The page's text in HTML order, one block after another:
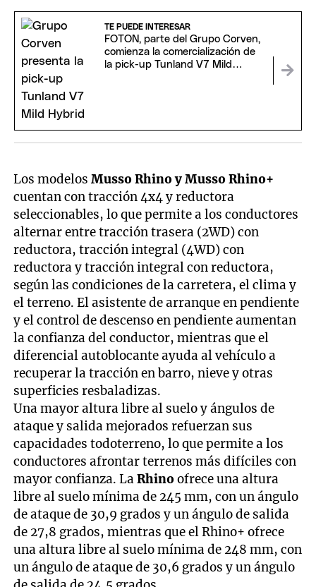
TE PUEDE INTERESAR
FOTON, parte del Grupo Corven,
comienza la comercialización de
la pick-up Tunland V7 Mild
Los modelosMusso Rhino y Musso Rhino+
cuentan con tracción 4x4 y reductora
seleccionables, lo que permite a los conductores
alternar entre tracción trasera (2WD) con
reductora, tracción integral (4WD) con
reductora y tracción integral con reductora,
según las condiciones de la carretera, el clima y
el terreno. El asistente de arranque en pendiente
y el control de descenso en pendiente aumentan
la confianza del conductor, mientras que el
diferencial autoblocante ayuda al vehículo a
recuperar la tracción en barro, nieve y otras
superficies resbaladizas.
Una mayor altura libre al suelo y ángulos de
ataque y salida mejorados refuerzan sus
capacidades todoterreno, lo que permite a los
conductores afrontar terrenos más difíciles con
mayor confianza. LaRhinoofrece una altura
libre al suelo mínima de 245 mm, con un ángulo
de ataque de 30,9 grados y un ángulo de salida
de 27,8 grados, mientras que el Rhino+ ofrece
una altura libre al suelo mínima de 248 mm, con
un ángulo de ataque de 30,6 grados y un ángulo